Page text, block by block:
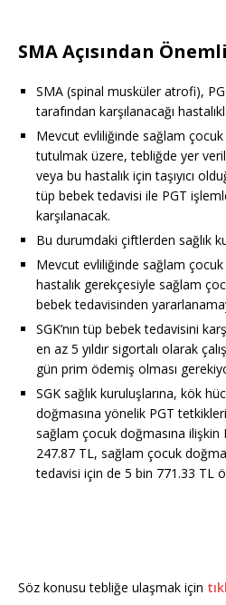
SMA Açısından
SMA (spinal musküler atrofi),
tarafından karşılanacağı
Mevcut evliliğinde sağlam çocuk
tutulmak üzere, tebliğde yer
veya bu hastalık için taşıyıcı
tüp bebek tedavisi ile PGT
karşılanacak.
Bu durumdaki çiftlerden sağlık
Mevcut evliliğinde sağlam
hastalık gerekçesiyle sağlam
bebek tedavisinden
SGK’nın tüp bebek tedavisini
en az 5 yıldır sigortalı olarak
gün prim ödemiş olması
SGK sağlık kuruluşlarına, kök
doğmasına yönelik PGT
sağlam çocuk doğmasına ilişkin
247.87 TL, sağlam çocuk
tedavisi için de 5 bin 771.33 TL
Söz konusu tebliğe ulaşmak için